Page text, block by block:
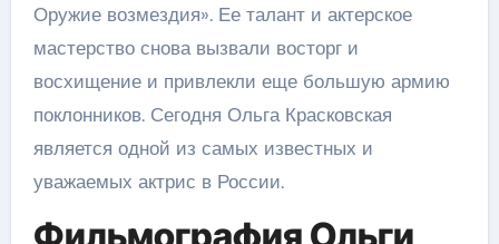
Оружие возмездия». Ее талант и актерское
мастерство снова вызвали восторг и
восхищение и привлекли еще большую армию
поклонников. Сегодня Ольга Красковская
является одной из самых известных и
уважаемых актрис в России.
Фильмография Ольги